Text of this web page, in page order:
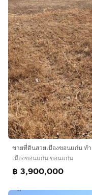
ขายที่ดินสวยเมืองขอนแก่น ท
เมืองขอนแก่น ขอนแก่น
฿ 3,900,000